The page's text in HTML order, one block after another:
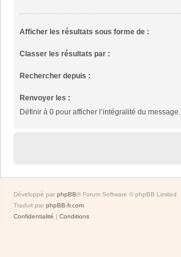
Afficher les résultats sous forme de :
Classer les résultats par :
Rechercher depuis :
Renvoyer les :
Définir à 0 pour afficher l’intégralité du message.
Développé par phpBB® Forum Software © phpBB Limited
Traduit par phpBB-fr.com
Confidentialité | Conditions